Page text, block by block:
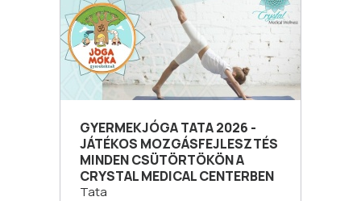
GYERMEKJÓGA TATA 2026 -
JÁTÉKOS MOZGÁSFEJLESZTÉS
MINDEN CSÜTÖRTÖKÖN A
CRYSTAL MEDICAL CENTERBEN
Tata